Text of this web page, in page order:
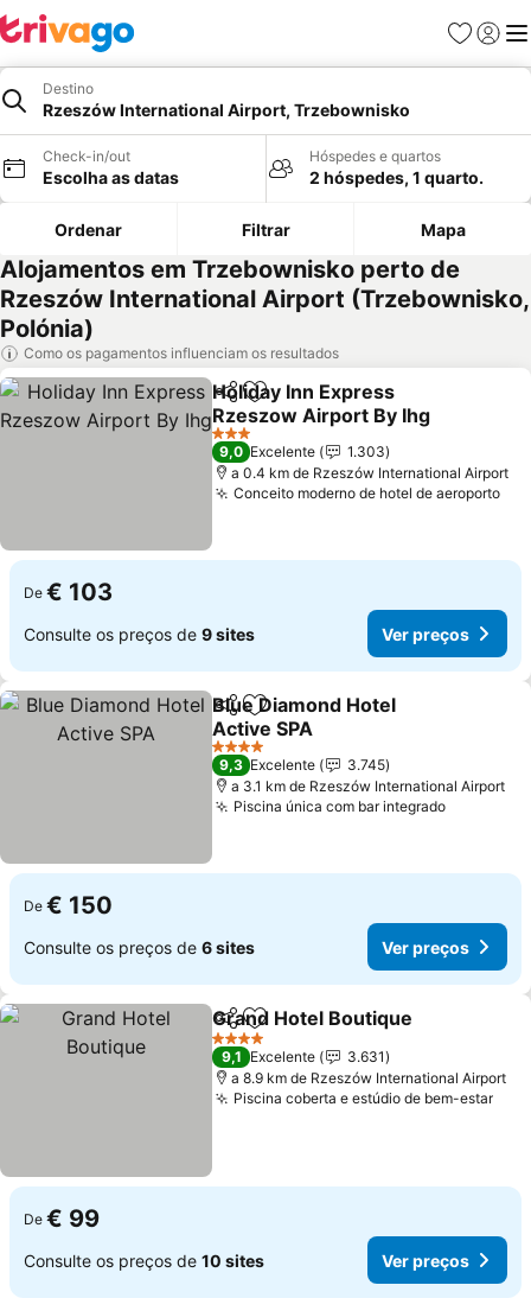
Favoritos
Iniciar
Destino
Rzeszów International Airport, Trzebownisko
Check-in/out
Escolha as datas
Hóspedes e quartos
2 hóspedes, 1 quarto.
Ordenar Filtrar Mapa
Alojamentos em Trzebownisko perto de
Rzeszów International Airport (Trzebownisko,
Polónia)
Como os pagamentos influenciam os resultados
PartilharAdicionar aos favoritos
Holiday Inn Express
Rzeszow Airport By Ihg
3 Estrelas
9,0 Excelente
1.303
a 0.4 km de Rzeszów International Airport
Conceito moderno de hotel de aeroporto
De € 103
Consulte os preços de 9 sites Ver preços
PartilharAdicionar aos favoritos
Blue Diamond Hotel
Active SPA
4 Estrelas
9,3 Excelente
3.745
a 3.1 km de Rzeszów International Airport
Piscina única com bar integrado
De € 150
Consulte os preços de 6 sites Ver preços
PartilharAdicionar aos favoritos
Grand Hotel Boutique
4 Estrelas
9,1 Excelente
3.631
a 8.9 km de Rzeszów International Airport
Piscina coberta e estúdio de bem-estar
De € 99
Consulte os preços de 10 sites Ver preços